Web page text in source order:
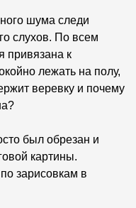
шума следи
слухов. По всем
привязана к
лежать на полу,
веревку и почему
был обрезан и
картины.
зарисовкам в